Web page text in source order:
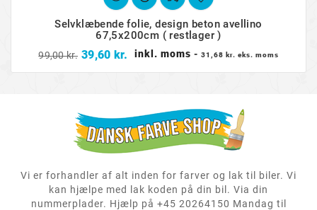
Selvklæbende folie, design beton avellino
67,5x200cm ( restlager )
99,00 kr. 39,60 kr. Normalpris
Pris
inkl. moms - 31,68 kr. eks. moms
Vi er forhandler af alt inden for farver og lak til biler. Vi
kan hjælpe med lak koden på din bil. Via din
nummerplader. Hjælp på +45 20264150 Mandag til